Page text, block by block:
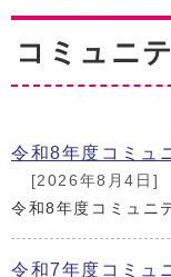
コミュニ
令和8年度コミュ
[2026年8月4日]
令和8年度コミュニ
令和7年度コミュ